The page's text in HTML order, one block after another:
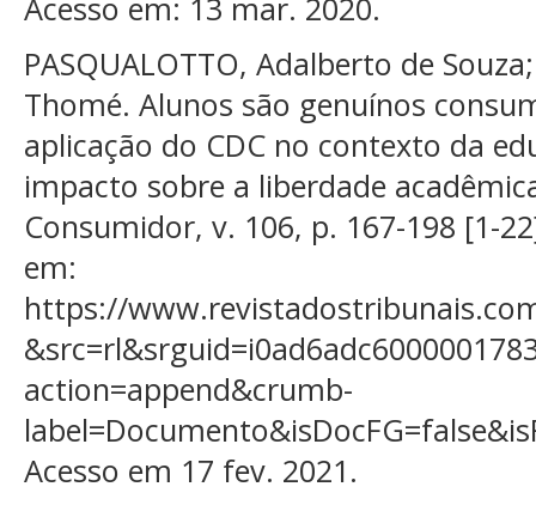
Acesso em: 13 mar. 2020.
PASQUALOTTO, Adalberto de
Thomé. Alunos são genuínos
aplicação do CDC no contexto da
impacto sobre a liberdade
Consumidor, v. 106, p. 167-198 [1-
em:
https://
action=append&crumb-
Acesso em 17 fev. 2021.